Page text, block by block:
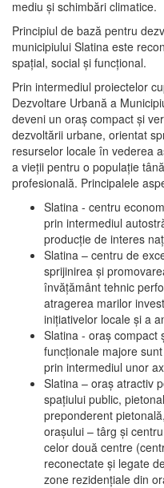
mediu şi schimbări climatice.
Principiul de bază pentru
municipiului Slatina este
spaţial, social şi funcţional.
Prin intermediul proiectelor
Dezvoltare Urbană a
deveni un oraş compact şi
dezvoltării urbane, orientat
resurselor locale în vederea
a vieţii pentru o populaţie
profesională. Principalele
Slatina - centru
prin intermediul
producţie de interes
Slatina – centru de
sprijinirea şi
învăţământ tehnic
atragerea marilor
iniţiativelor locale şi a
Slatina - oraş compact
funcţionale majore
prin intermediul unor
Slatina – oraş atractiv
spaţiului public,
preponderent
oraşului – târg şi
celor două centre
reconectate şi legate
zone rezidenţiale din